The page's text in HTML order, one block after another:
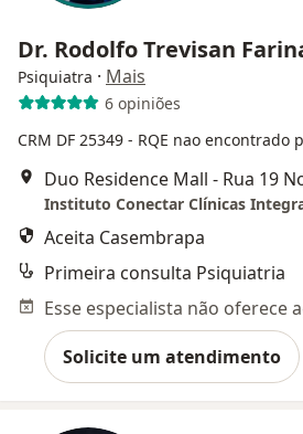
Dr. Rodolfo Trevisan
Psiquiatra · Mais
6 opiniões
CRM DF 25349 - RQE nao encontrado
Instituto Conectar Clínicas
Aceita Casembrapa
Primeira consulta Psiquiatria
Solicite um atendimento